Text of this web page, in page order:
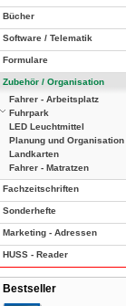
Bücher
Software / Telematik
Formulare
Zubehör / Organisation
Fahrer - Arbeitsplatz
Fuhrpark
LED Leuchtmittel
Planung und Organisation
Landkarten
Fahrer - Matratzen
Fachzeitschriften
Sonderhefte
Marketing - Adressen
HUSS - Reader
Bestseller